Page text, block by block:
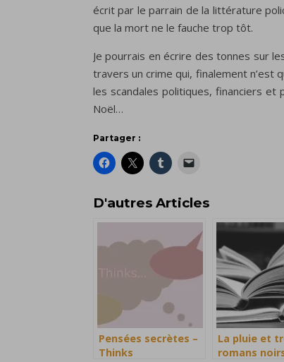
écrit par le parrain de la littérature
que la mort ne le fauche trop tôt.
Je pourrais en écrire des tonnes sur
travers un crime qui, finalement n’est
les scandales politiques, financiers et
Noël…
Partager :
D'autres Articles
Pensées secrètes –
Thinks
La pluie et
romans